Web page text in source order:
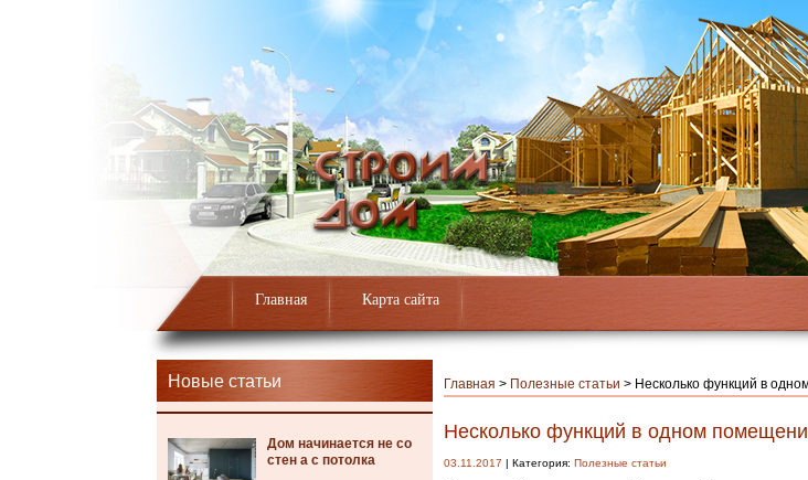
Главная Карта сайта
Новые статьи
Дом начинается не со
стен а с потолка
Главная > Полезные статьи > Несколько функций в
Несколько функций в одном
03.11.2017 | Категория: Полезные статьи